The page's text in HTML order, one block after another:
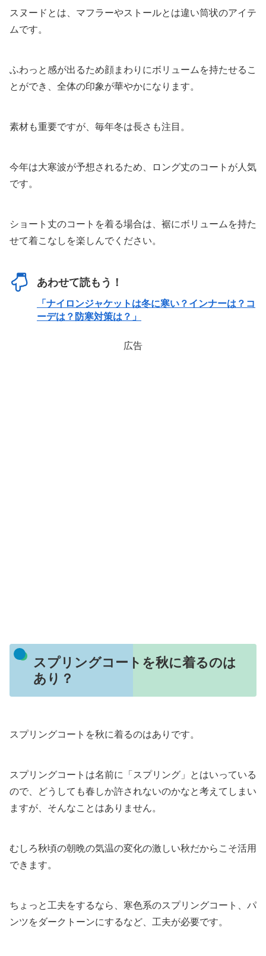
スヌードとは、マフラーやストールとは違い筒状のアイテ
ムです。
ふわっと感が出るため顔まわりにボリュームを持たせるこ
とができ、全体の印象が華やかになります。
素材も重要ですが、毎年冬は長さも注目。
今年は大寒波が予想されるため、ロング丈のコートが人気
です。
ショート丈のコートを着る場合は、裾にボリュームを持た
せて着こなしを楽しんでください。
あわせて読もう！
「ナイロンジャケットは冬に寒い？インナーは？コ
ーデは？防寒対策は？」
広告
スプリングコートを秋に着るのは
あり？
スプリングコートを秋に着るのはありです。
スプリングコートは名前に「スプリング」とはいっている
ので、どうしても春しか許されないのかなと考えてしまい
ますが、そんなことはありません。
むしろ秋頃の朝晩の気温の変化の激しい秋だからこそ活用
できます。
ちょっと工夫をするなら、寒色系のスプリングコート、パ
ンツをダークトーンにするなど、工夫が必要です。